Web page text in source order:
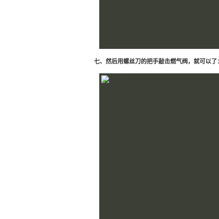
七、然后用螺丝刀的把手敲击燃气阀，就可以了